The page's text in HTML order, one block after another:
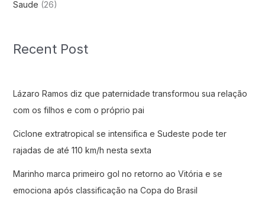
Saude (26)
Recent Post
Lázaro Ramos diz que paternidade transformou sua relação
com os filhos e com o próprio pai
Ciclone extratropical se intensifica e Sudeste pode ter
rajadas de até 110 km/h nesta sexta
Marinho marca primeiro gol no retorno ao Vitória e se
emociona após classificação na Copa do Brasil